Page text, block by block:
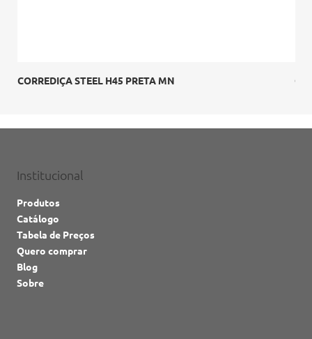
CORREDIÇA STEEL H45 PRETA MN
Institucional
Produtos
Catálogo
Tabela de Preços
Quero comprar
Blog
Sobre